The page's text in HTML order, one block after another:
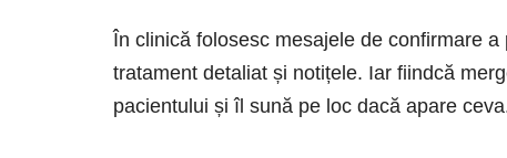
În clinică folosesc mesajele de confirmare
tratament detaliat și notițele. Iar fiindcă
pacientului și îl sună pe loc dacă apare